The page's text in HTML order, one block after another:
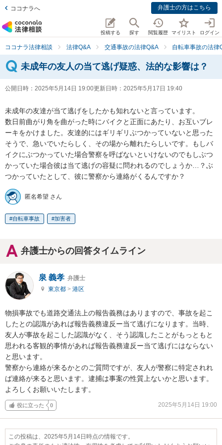
ココナラへ 弁護士の方はこちら
投稿する 探す 閲覧履歴 マイリスト ログイン
ココナラ法律相談 法律Q&A 交通事故の法律Q&A 自転車事故の法律
未成年の友人の当て逃げ疑惑、法的な影響は？
公開日時： 2025年5月14日 19:00更新日時： 2025年5月17日 19:40
未成年の友達が当て逃げをしたかも知れないと言っています。
数日前曲がり角を曲がった時にバイクと正面にあたり、お互いブレ
ーキをかけました。友達的にはギリギリぶつかっていないと思った
そうで、急いでいたらしく、その場から離れたらしいです。もしバ
イクにぶつかっていた場合警察を呼ばないといけないのでもしぶつ
かっていた場合彼は当て逃げの容疑に問われるのでしょうか…？ぶ
つかっていたとして、彼に警察から連絡がくるんですか？
匿名希望 さん
自転車事故 加害者
弁護士からの回答タイムライン
泉 義孝 弁護士
東京都 > 港区
物損事故でも道路交通法上の報告義務はありますので、事故を起こ
したとの認識があれば報告義務違反ー当て逃げになります。当時、
友人が事故を起こした認識がなく、そう認識したことがもっともと
思われる客観的事情があれば報告義務違反ー当て逃げにはならない
と思います。
警察から連絡が来るかとのご質問ですが、友人が警察に特定されれ
ば連絡が来ると思います。逮捕は事案の性質上ないかと思います。
よろしくお願いいたします。
役に立った 0 2025年5月14日 19:00
この投稿は、2025年5月14日時点の情報です。